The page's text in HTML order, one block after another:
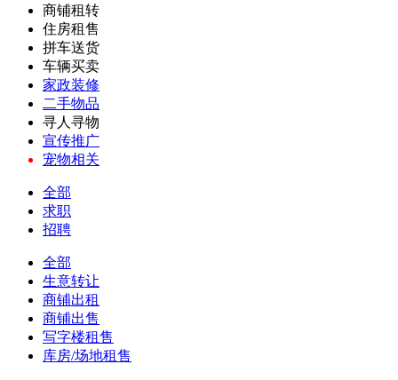
商铺租转
住房租售
拼车送货
车辆买卖
家政装修
二手物品
寻人寻物
宣传推广
宠物相关
全部
求职
招聘
全部
生意转让
商铺出租
商铺出售
写字楼租售
库房/场地租售